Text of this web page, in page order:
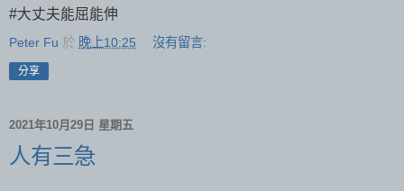
#大丈夫能屈能伸
Peter Fu 於 晚上10:25 沒有留言:
分享
2021年10月29日 星期五
人有三急